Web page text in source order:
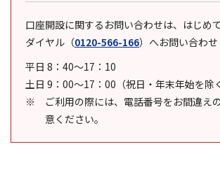
口座開設に関するお問い合わせは、はじめ
ダイヤル （0120-566-166） へお問い合わせ
平日 8：40～17：10
土日 9：00～17：00（祝日・年末年始を除く
ご利用の際には、電話番号をお間違え
意ください。